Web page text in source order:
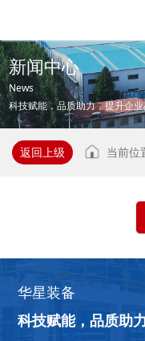
新闻中心
News
科技赋能，品质助力，提升企
返回上级 当前位
华星装备
科技赋能，品质助